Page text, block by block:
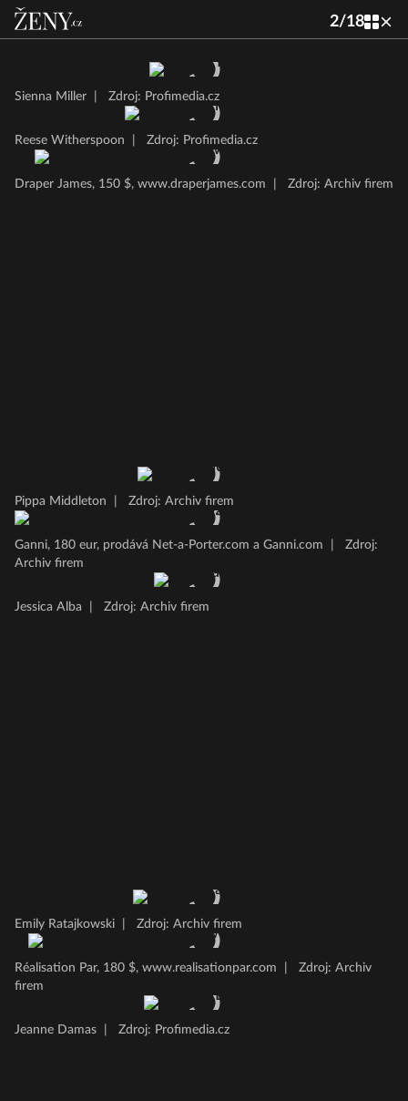
2/18
Sienna Miller Zdroj: Profimedia.cz
Reese Witherspoon Zdroj: Profimedia.cz
Draper James, 150 $, www.draperjames.com Zdroj: Archiv firem
Pippa Middleton Zdroj: Archiv firem
Ganni, 180 eur, prodává Net-a-Porter.com a Ganni.com
Zdroj:
Archiv firem
Jessica Alba Zdroj: Archiv firem
Emily Ratajkowski Zdroj: Archiv firem
Réalisation Par, 180 $, www.realisationpar.com
Zdroj: Archiv
firem
Jeanne Damas Zdroj: Profimedia.cz